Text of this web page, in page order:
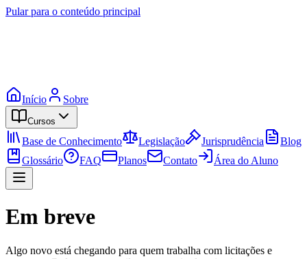
Pular para o conteúdo principal
Início Sobre
Cursos
Base de Conhecimento Legislação Jurisprudência
Blog
Glossário
FAQ Planos Contato Área do Aluno
Em breve
Algo novo está chegando para quem trabalha com licitações e